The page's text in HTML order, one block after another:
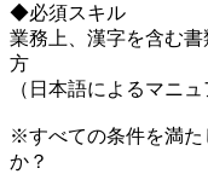
◆必須スキル
業務上、漢字を含む
方
（日本語によるマニ
※すべての条件を満た
か？